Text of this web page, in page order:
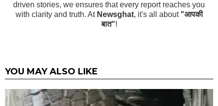
driven stories, we ensures that every report reaches you
with clarity and truth. At Newsghat, it's all about "आपकी
बात"!
YOU MAY ALSO LIKE